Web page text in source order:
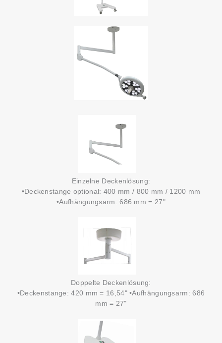
Einzelne Deckenlösung:
•Deckenstange optional: 400 mm / 800 mm / 1200 mm
•Aufhängungsarm: 686 mm = 27"
Doppelte Deckenlösung:
•Deckenstange: 420 mm = 16,54" •Aufhängungsarm: 686
mm = 27"